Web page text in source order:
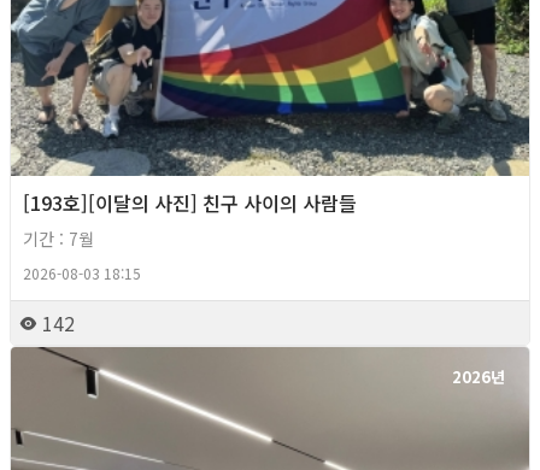
[193호][이달의 사진] 친구 사이의 사람들
기간 : 7월
2026-08-03 18:15
142
2026년